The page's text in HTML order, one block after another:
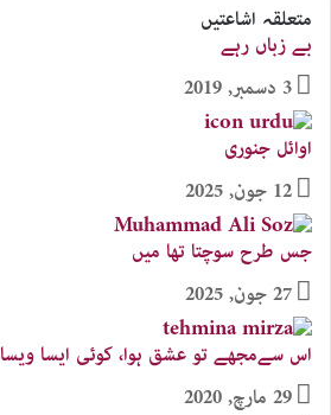
متعلقہ اشاعتیں
بے زباں رہے
3 دسمبر, 2019
اوائل جنوری
12 جون, 2025
جس طرح سوچتا تھا میں
27 جون, 2025
اس سےمجھے تو عشق ہوا، کوئی ایسا ویسا
29 مارچ, 2020